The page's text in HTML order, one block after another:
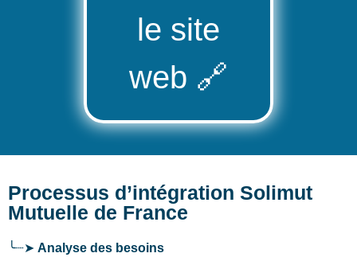
le site
web 🔗
Processus d’intégration Solimut
Mutuelle de France
╰┈➤ Analyse des besoins